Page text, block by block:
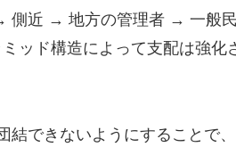
側近 → 地方の管理者 → 一般
ッド構造によって支配は強
結できないようにすることで